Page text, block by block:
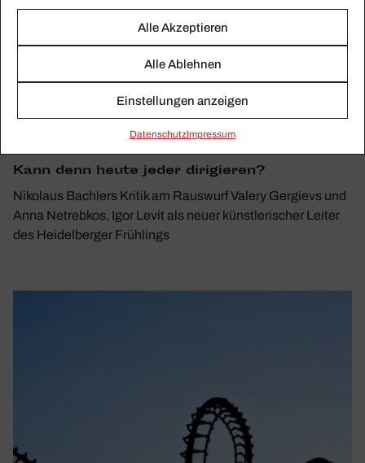
Alle Akzeptieren
Alle Ablehnen
Einstellungen anzeigen
Daten­schutzImpressum
Kann denn heute jeder diri­gieren?
Nikolaus Bachlers Kritik am Rauswurf Valery Gergievs und
Anna Netrebkos, Igor Levit als neuer künstlerischer Leiter
des Heidelberger Frühlings